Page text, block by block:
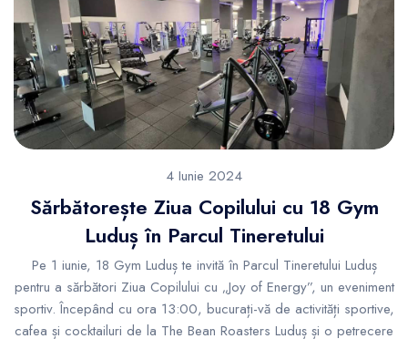
4 Iunie 2024
Sărbătorește Ziua Copilului cu 18 Gym
Luduș în Parcul Tineretului
Pe 1 iunie, 18 Gym Luduș te invită în Parcul Tineretului Luduș
pentru a sărbători Ziua Copilului cu „Joy of Energy”, un eveniment
sportiv. Începând cu ora 13:00, bucurați-vă de activități sportive,
cafea și cocktailuri de la The Bean Roasters Luduș și o petrecere